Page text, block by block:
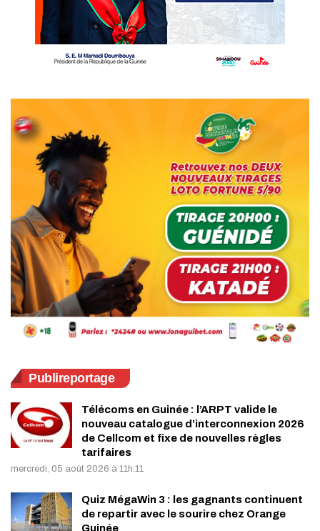
Publireportage
Télécoms en Guinée : l’ARPT valide le
nouveau catalogue d’interconnexion 2026
de Cellcom et fixe de nouvelles règles
tarifaires
mercredi, 05 août 2026 à 11h:11
Quiz MégaWin 3 : les gagnants continuent
de repartir avec le sourire chez Orange
Guinée